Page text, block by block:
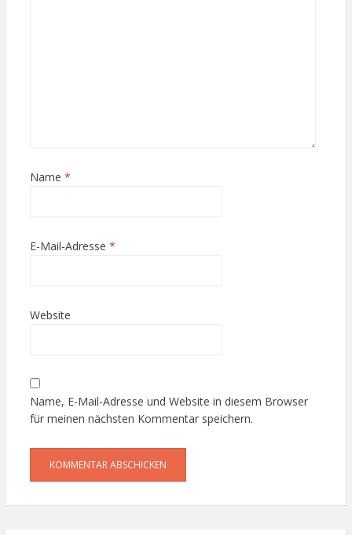
Name *
E-Mail-Adresse *
Website
Name, E-Mail-Adresse und Website in diesem Browser
für meinen nächsten Kommentar speichern.